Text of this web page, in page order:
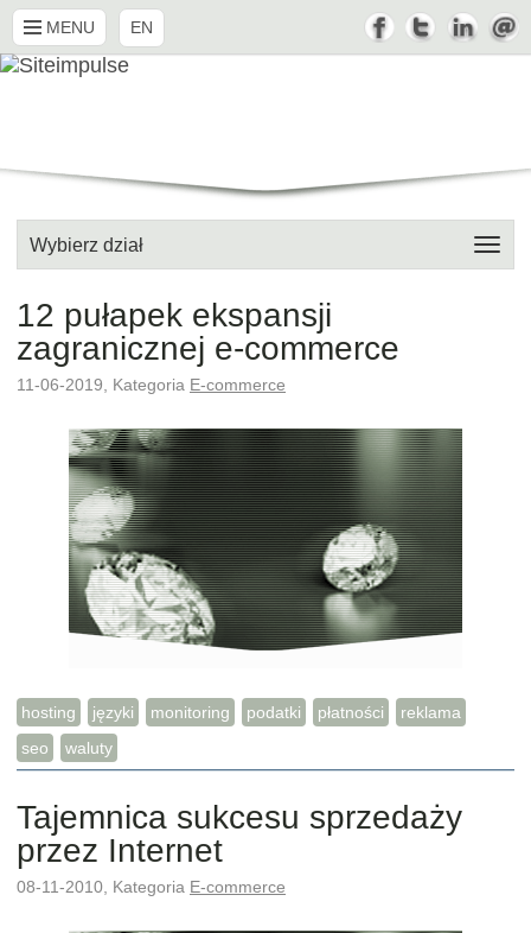
EN
MENU
Wybierz dział
12 pułapek ekspansji
zagranicznej e-commerce
11-06-2019, Kategoria E-commerce
hosting języki monitoring podatki płatności
reklama
seo
waluty
Tajemnica sukcesu sprzedaży
przez Internet
08-11-2010, Kategoria E-commerce